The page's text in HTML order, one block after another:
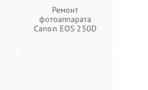
Ремонт
фотоаппарата
Canon EOS 250D